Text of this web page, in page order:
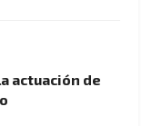
actuación de